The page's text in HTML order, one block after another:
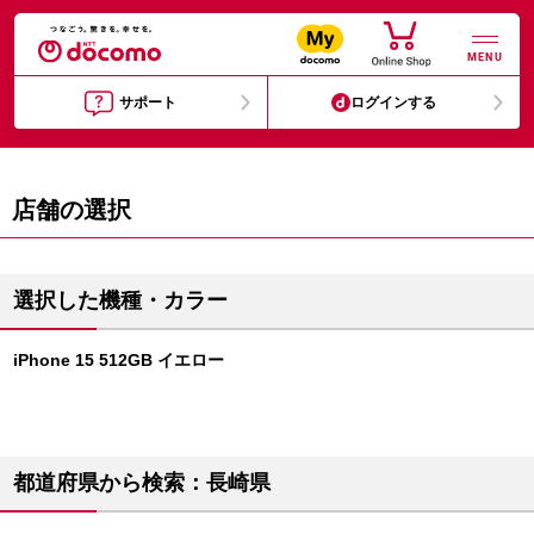
MENU
サポート ログインする
店舗の選択
選択した機種・カラー
iPhone 15 512GB イエロー
都道府県から検索：長崎県